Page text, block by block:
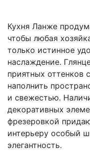
Кухня Ланже
чтобы любая
только истинное
наслаждение.
приятных оттенков
наполнить
и свежестью.
декоративных
фрезеровкой
интерьеру особый
элегантность.